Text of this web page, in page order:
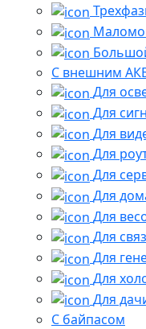
С внешним
Для
Для
Для
Для
Для
Для
Для
Для
Для
Для
Для
С байпасом